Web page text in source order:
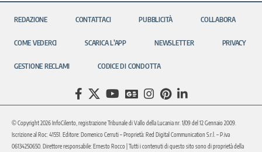
REDAZIONE CONTATTACI PUBBLICITÀ COLLABORA
COME VEDERCI SCARICA L’APP NEWSLETTER PRIVACY
GESTIONE RECLAMI CODICE DI CONDOTTA
© Copyright 2026 InfoCilento, registrazione Tribunale di Vallo della Lucania nr. 1/09 del 12 Gennaio 2009.
Iscrizione al Roc: 41551. Editore: Domenico Cerruti – Proprietà: Red Digital Communication S.r.l. – P.iva
06134250650. Direttore responsabile: Ernesto Rocco | Tutti i contenuti di questo sito sono di proprietà della